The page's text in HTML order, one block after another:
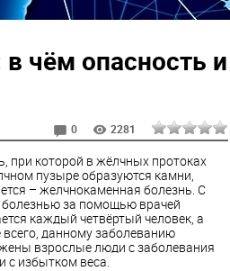
чём опасность и
0 2281
при которой в жёлчных протоках
пузыре образуются камни,
– желчнокаменная болезнь. С
за помощью врачей
каждый четвёртый человек, а
данному заболеванию
взрослые люди с заболевания
с избытком веса.